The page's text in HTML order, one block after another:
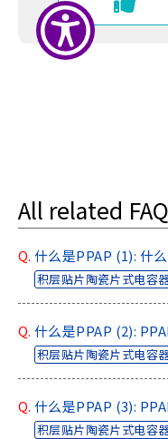
All related FAQ
Q. 什么是PPAP (1): 什么
积层贴片陶瓷片式电容
Q. 什么是PPAP (2):
积层贴片陶瓷片式电容
Q. 什么是PPAP (3):
积层贴片陶瓷片式电容